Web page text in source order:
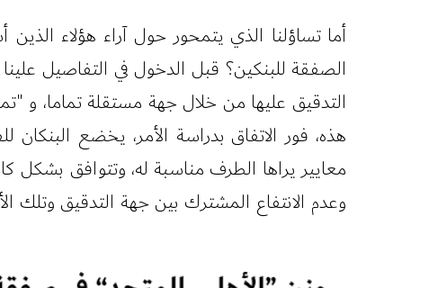
أما تساؤلنا الذي يتمحور حول آراء هؤلاء
الصفقة للبنكين؟ قبل الدخول في التفاصيل
التدقيق عليها من خلال جهة مستقلة تماما، و
هذه، فور الاتفاق بدراسة الأمر، يخضع
معايير يراها الطرف مناسبة له، وتتوافق
وعدم الانتفاع المشترك بين جهة التدقيق وتلك